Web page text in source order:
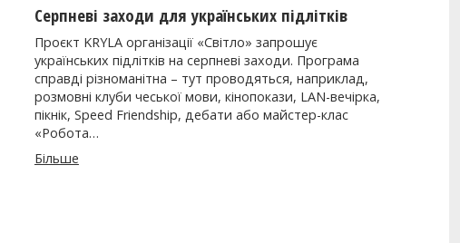
Серпневі заходи для українських підлітків
Проєкт KRYLA організації «Світло» запрошує
українських підлітків на серпневі заходи. Програма
справді різноманітна – тут проводяться, наприклад,
розмовні клуби чеської мови, кінопокази, LAN-вечірка,
пікнік, Speed Friendship, дебати або майстер-клас
«Робота…
Більше